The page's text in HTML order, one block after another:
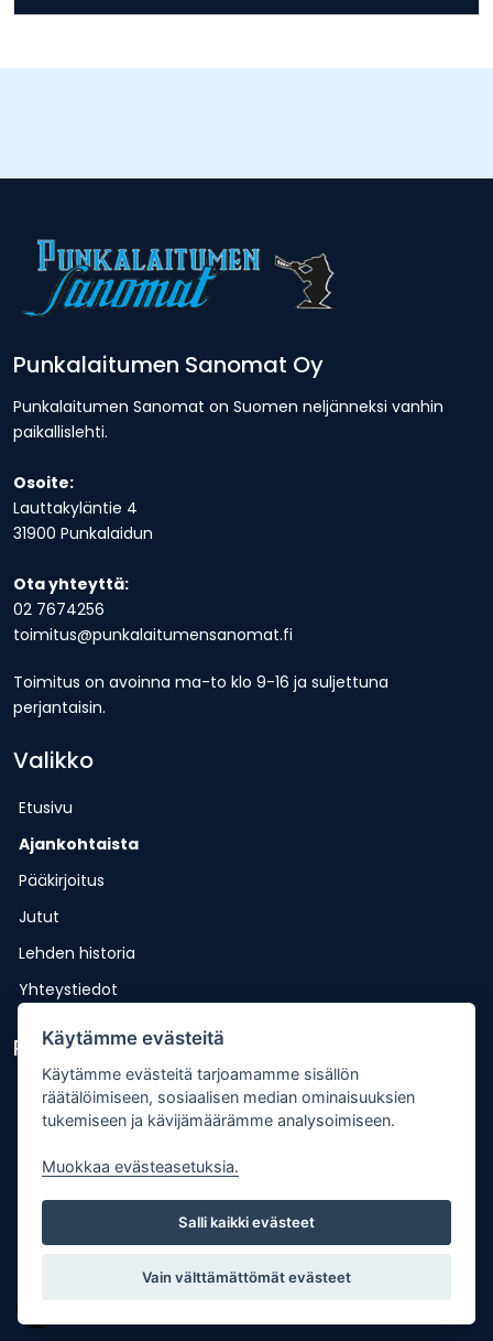
Punkalaitumen Sanomat Oy
Punkalaitumen Sanomat on Suomen neljänneksi vanhin
paikallislehti.
Osoite:
Lauttakyläntie 4
31900 Punkalaidun
Ota yhteyttä:
02 7674256
toimitus@punkalaitumensanomat.fi
Toimitus on avoinna ma-to klo 9-16 ja suljettuna
perjantaisin.
Valikko
Etusivu
Ajankohtaista
Pääkirjoitus
Jutut
Lehden historia
Yhteystiedot
Pikalinkit
Lähetä uutisvinkki
Kopiointiohje
Mediakortti
Tilaa lehti
Osoitteenmuutos
Käytämme evästeitä
Käytämme evästeitä tarjoamamme sisällön
räätälöimiseen, sosiaalisen median ominaisuuksien
tukemiseen ja kävijämäärämme analysoimiseen.
Muokkaa evästeasetuksia.
Salli kaikki evästeet
Vain välttämättömät evästeet